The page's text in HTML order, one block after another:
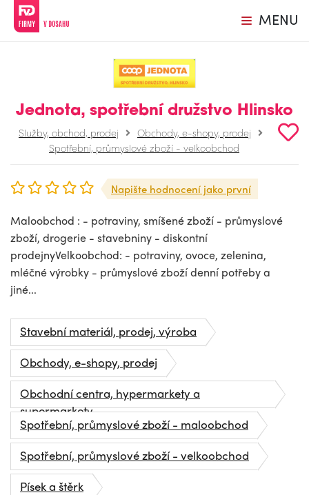
MENU
Jednota, spotřební družstvo Hlinsko
Služby, obchod, prodej
Obchody, e-shopy, prodej
Spotřební, průmyslové zboží - velkoobchod
Napište hodnocení jako první
Maloobchod : - potraviny, smíšené zboží - průmyslové
zboží, drogerie - stavebniny - diskontní
prodejnyVelkoobchod: - potraviny, ovoce, zelenina,
mléčné výrobky - průmyslové zboží denní potřeby a
jiné...
Stavební materiál, prodej, výroba
Obchody, e-shopy, prodej
Obchodní centra, hypermarkety a
supermarkety
Spotřební, průmyslové zboží - maloobchod
Spotřební, průmyslové zboží - velkoobchod
Písek a štěrk